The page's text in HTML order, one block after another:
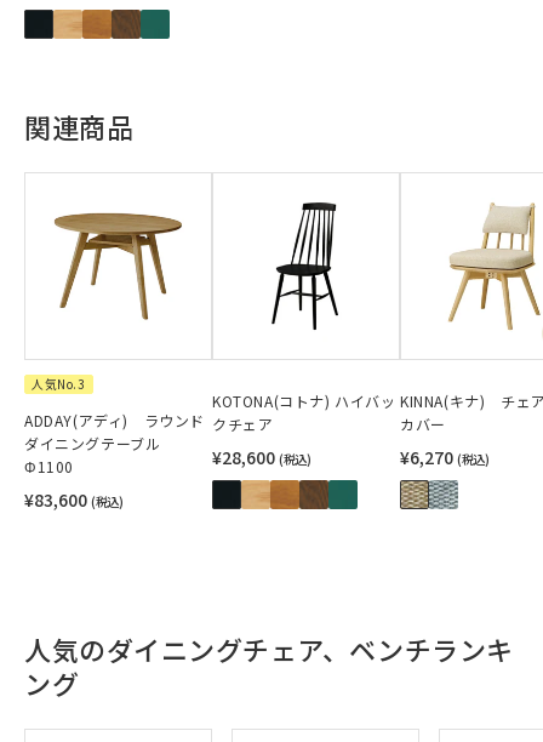
関連商品
人気No.3
ADDAY(アディ) ラウンド
ダイニングテーブル
Φ1100
¥83,600 (税込)
KOTONA(コトナ) ハイバッ
クチェア
¥28,600 (税込)
KINNA(キナ) チェ
カバー
¥6,270 (税込)
人気のダイニングチェア、ベンチランキ
ング